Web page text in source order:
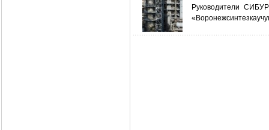
Руководители